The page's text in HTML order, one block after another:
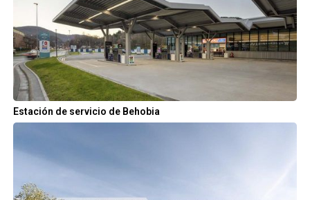
Estación de servicio de Behobia